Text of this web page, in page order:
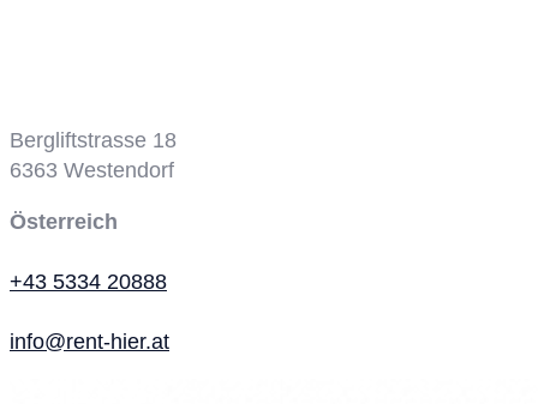
Bergliftstrasse 18
6363 Westendorf
Österreich
+43 5334 20888
info@rent-hier.at